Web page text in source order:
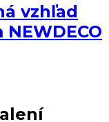
vzhľad